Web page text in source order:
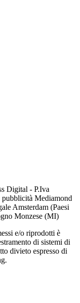
Digital - P.Iva
Mediamond
Amsterdam (Paesi
Monzese (MI)
e/o riprodotti è
di sistemi di
divieto espresso di